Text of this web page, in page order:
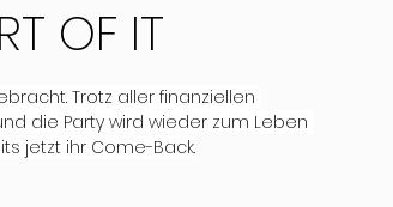
OF IT
Trotz aller finanziellen
die Party wird wieder zum Leben
jetzt ihr Come-Back.